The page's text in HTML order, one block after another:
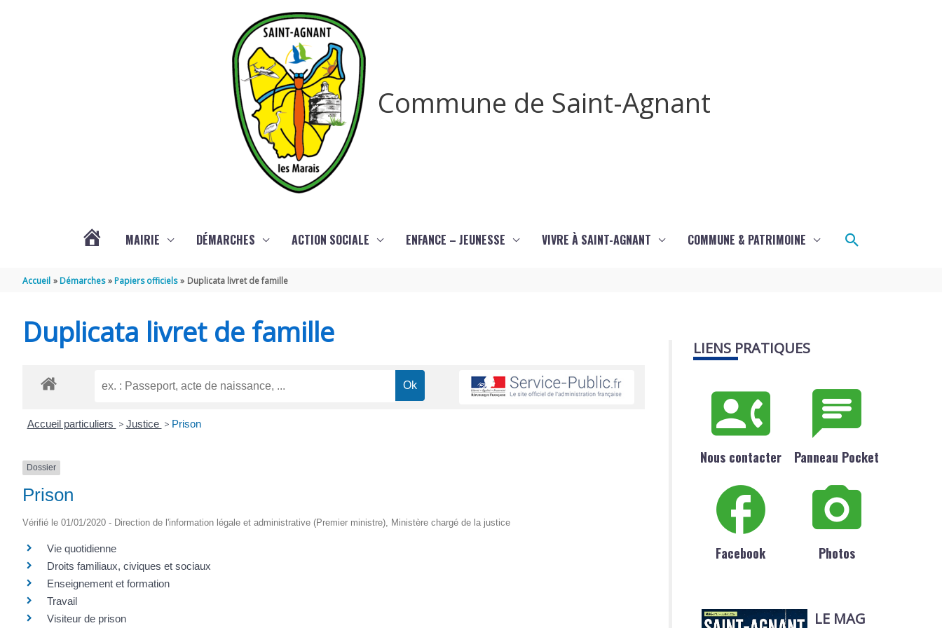
Commune de Saint-Agnant
MAIRIE DÉMARCHES ACTION SOCIALE ENFANCE – JEUNESSE VIVRE À SAINT-AGNANT COMMUNE & PATRIMOINE Rechercher
Accueil Démarches Papiers officiels Duplicata livret de famille
Duplicata livret de famille
Accueil particuliers > Justice > Prison
Dossier
Prison
Vérifié le 01/01/2020 - Direction de l'information légale et administrative (Premier ministre), Ministère chargé de la justice
Vie quotidienne
Droits familiaux, civiques et sociaux
Enseignement et formation
Travail
Visiteur de prison
LIENS PRATIQUES
Nous contacter Panneau Pocket
Facebook Photos
LE MAG